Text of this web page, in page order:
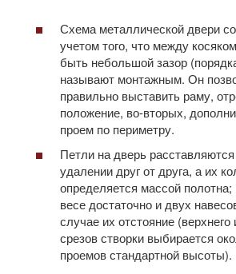
Схема металлической двери
учетом того, что между
быть небольшой зазор
называют монтажным. Он
правильно выставить раму,
положение, во-вторых,
проем по периметру.
Петли на дверь
удалении друг от друга, а их
определяется массой
весе достаточно и двух
случае их отстояние (верхнего
срезов створки выбирается
проемов стандартной высоты).